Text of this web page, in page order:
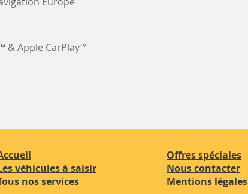
& Apple CarPlay™
véhicules à saisir
nos services
Offres spéciales
Nous contacter
Mentions légales